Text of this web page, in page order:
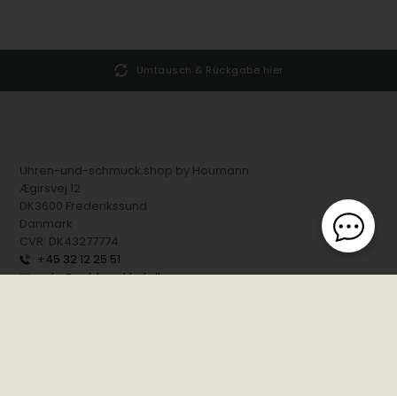
Umtausch & Rückgabe hier
Uhren-und-schmuck.shop by Houmann
Ægirsvej 12
DK3600 Frederikssund
Danmark
CVR: DK43277774
+45 32 12 25 51
salg@guldsmykket.dk